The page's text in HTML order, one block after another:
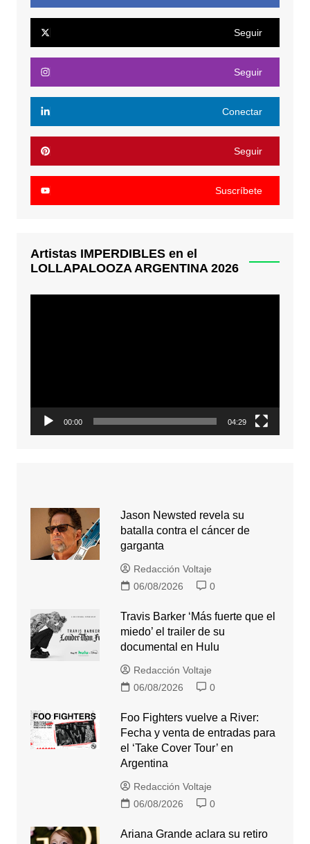
Seguir
Seguir
Conectar
Seguir
Suscríbete
Artistas IMPERDIBLES en el
LOLLAPALOOZA ARGENTINA 2026
00:00 04:29
Jason Newsted revela su
batalla contra el cáncer de
garganta
Redacción Voltaje
06/08/2026
0
Travis Barker ‘Más fuerte que el
miedo’ el trailer de su
documental en Hulu
Redacción Voltaje
06/08/2026
0
Foo Fighters vuelve a River:
Fecha y venta de entradas para
el ‘Take Cover Tour’ en
Argentina
Redacción Voltaje
06/08/2026
0
Ariana Grande aclara su retiro